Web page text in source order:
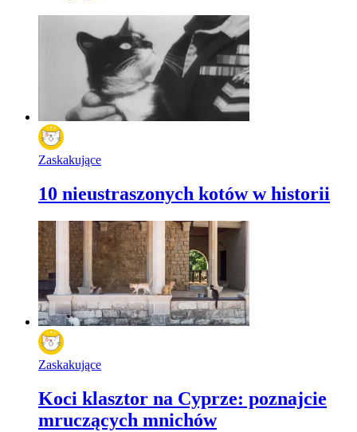
Zaskakujące
10 nieustraszonych kotów w historii
Zaskakujące
Koci klasztor na Cyprze: poznajcie
mruczących mnichów